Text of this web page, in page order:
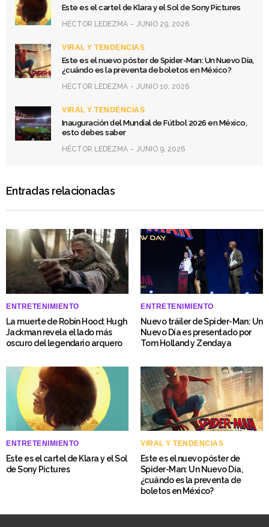
Este es el cartel de Klara y el Sol de Sony Pictures
HÉCTOR LEDEZMA JUNIO 29, 2026
VIRAL Y TENDENCIAS
Este es el nuevo póster de Spider-Man: Un Nuevo Día,
¿cuándo es la preventa de boletos en México?
HÉCTOR LEDEZMA JUNIO 10, 2026
VIRAL Y TENDENCIAS
Inauguración del Mundial de Fútbol 2026 en México,
esto debes saber
HÉCTOR LEDEZMA JUNIO 9, 2026
Entradas relacionadas
ENTRETENIMIENTO
La muerte de Robin Hood: Hugh
Jackman revela el lado más
oscuro del legendario arquero
ENTRETENIMIENTO
Nuevo tráiler de Spider-Man: Un
Nuevo Día es presentado por
Tom Holland y Zendaya
ENTRETENIMIENTO
Este es el cartel de Klara y el Sol
de Sony Pictures
VIRAL Y TENDENCIAS
Este es el nuevo póster de
Spider-Man: Un Nuevo Día,
¿cuándo es la preventa de
boletos en México?